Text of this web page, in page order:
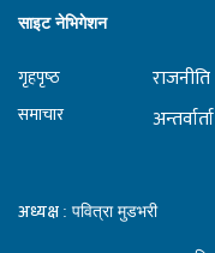
साइट नेभिगेशन
गृहपृष्‍ठ
समाचार
राजनीति
अन्तर्वार्ता
अध्यक्ष : पवित्रा मुडभरी